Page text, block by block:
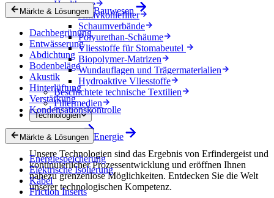
Healthcare
Aktivkohlefilter
Schaumverbände
Polyurethan-Schäume
Vliesstoffe für Stomabeutel
Biopolymer-Matrizen
Wundauflagen und Trägermaterialien
Hydroaktive Vliesstoffe
Beschichtete technische Textilien
Filtermedien
Technologien
Technologien
Unsere Technologien sind das Ergebnis von Erfindergeist und
kontinuierlicher Prozessentwicklung und eröffnen Ihnen
nahezu grenzenlose Möglichkeiten. Entdecken Sie die Welt
unserer technologischen Kompetenz.
Märkte & Lösungen Bauwesen
Dachbegrünung
Entwässerung
Abdichtung
Bodenbeläge
Akustik
Hinterlüftung
Verstärkung
Kondensationskontrolle
Märkte & Lösungen Energie
Energiespeicherung
Elektrische Isolierung
Kabel
Friction Inserts